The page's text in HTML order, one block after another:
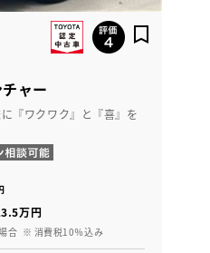
ャー
『ワクワク』と『喜』を
万円
合 ※ 消費税10％込み